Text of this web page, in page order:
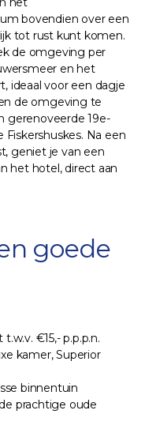
bovendien over een
tot rust kunt komen.
de omgeving per
en het
ideaal voor een dagje
de omgeving te
gerenoveerde 19e-
Fiskershuskes. Na een
geniet je van een
het hotel, direct aan
goede
€15,- p.p.p.n.
kamer, Superior
binnentuin
prachtige oude